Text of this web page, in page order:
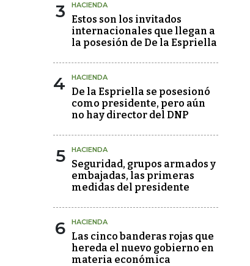
3 HACIENDA
Estos son los invitados
internacionales que llegan a
la posesión de De la Espriella
4 HACIENDA
De la Espriella se posesionó
como presidente, pero aún
no hay director del DNP
5 HACIENDA
Seguridad, grupos armados y
embajadas, las primeras
medidas del presidente
6 HACIENDA
Las cinco banderas rojas que
hereda el nuevo gobierno en
materia económica